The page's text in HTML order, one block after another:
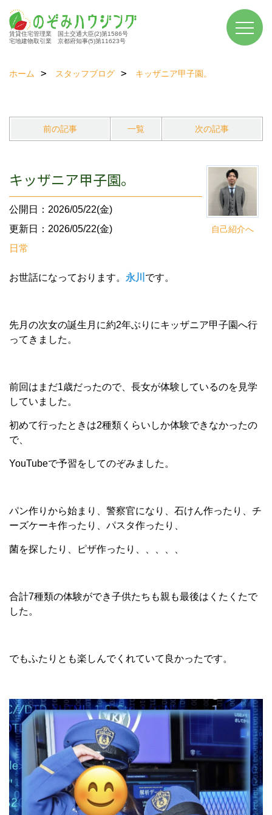
賃貸住宅管理業 国土交通大臣(2)第1586号
宅地建物取引業 京都府知事(5)第11623号
ホーム スタッフブログ キッザニア甲子園。
前の記事 一覧 次の記事
自己紹介へ
キッザニア甲子園。
公開日：2026/05/22(金)
更新日：2026/05/22(金)
日常
お世話になっております。 永川 です。
先月の次女の誕生月に約2年ぶりにキッザニア甲子園へ行
ってきました。
前回はまだ1歳だったので、長女が体験しているのを見学
していました。
初めて行ったときは2種類くらいしか体験できなかったの
で、
YouTubeで予習をしてのぞみました。
パン作りから始まり、警察官になり、石けん作ったり、チ
ーズケーキ作ったり、パスタ作ったり、
菌を探したり、ピザ作ったり、、、、、
合計7種類の体験ができ子供たちも親も最後はくたくたで
した。
でもふたりとも楽しんでくれていて良かったです。